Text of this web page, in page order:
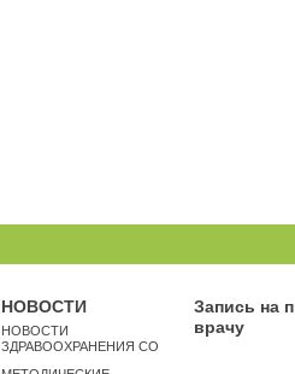
НОВОСТИ
НОВОСТИ
ЗДРАВООХРАНЕНИЯ СО
Запись на
врачу